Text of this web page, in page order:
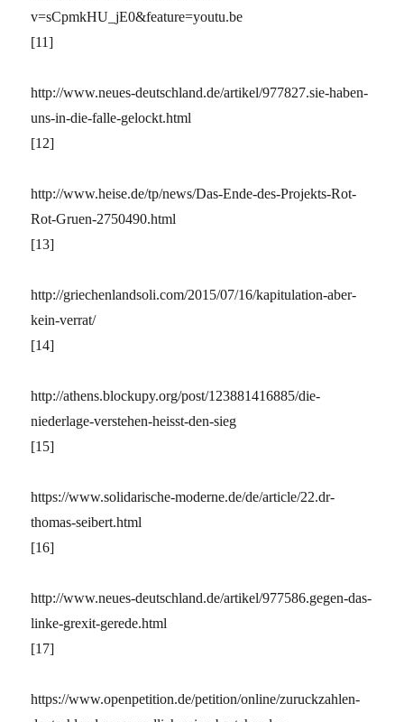
v=sCpmkHU_jE0&feature=youtu.be
[11]
http://www.neues-deutschland.de/artikel/977827.sie-haben-
uns-in-die-falle-gelockt.html
[12]
http://www.heise.de/tp/news/Das-Ende-des-Projekts-Rot-
Rot-Gruen-2750490.html
[13]
http://griechenlandsoli.com/2015/07/16/kapitulation-aber-
kein-verrat/
[14]
http://athens.blockupy.org/post/123881416885/die-
niederlage-verstehen-heisst-den-sieg
[15]
https://www.solidarische-moderne.de/de/article/22.dr-
thomas-seibert.html
[16]
http://www.neues-deutschland.de/artikel/977586.gegen-das-
linke-grexit-gerede.html
[17]
https://www.openpetition.de/petition/online/zuruckzahlen-